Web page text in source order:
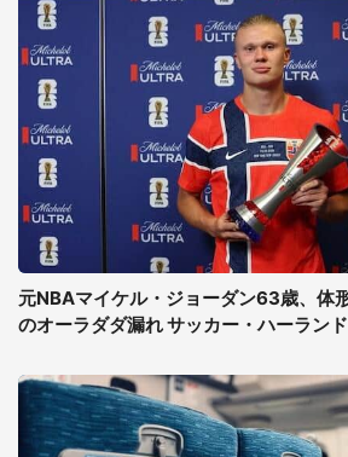
元NBAマイケル・ジョーダン63歳、体
のオーラダダ漏れ サッカー・ハーラン